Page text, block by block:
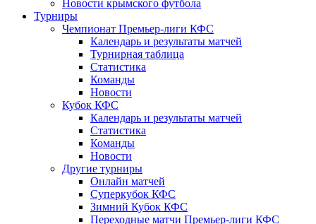
Новости крымского футбола
Турниры
Чемпионат Премьер-лиги КФС
Календарь и результаты матчей
Турнирная таблица
Статистика
Команды
Новости
Кубок КФС
Календарь и результаты матчей
Статистика
Команды
Новости
Другие турниры
Онлайн матчей
Суперкубок КФС
Зимний Кубок КФС
Переходные матчи Премьер-лиги КФС